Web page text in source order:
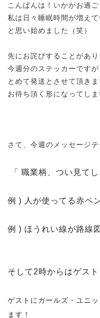
こんばんは！いかがお過ご
私は日々睡眠時間が増え
と思い始めました（笑）
先にお詫びすることがあり
今週分のステッカーです
とめて発送とさせて頂きま
お待ち頂く形になってし
さて、今週のメッセージテ
「 職業柄、つい見て
例 ) 人が使ってる赤ペ
例 ) ほうれい線が路線
そして2時からはゲスト
ゲストにガールズ・ユニ
ます！